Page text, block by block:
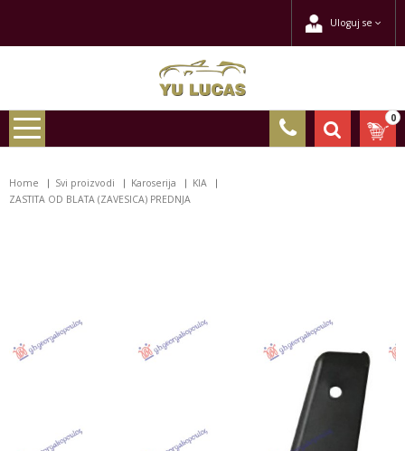
Uloguj se
0
Home Svi proizvodi Karoserija
KIA
ZASTITA OD BLATA (ZAVESICA) PREDNJA